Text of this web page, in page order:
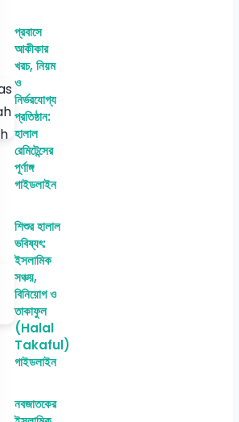
প্রবাসে
আকীকার
খরচ, নিয়ম
ও
নির্ভরযোগ্য
প্রতিষ্ঠান:
হালাল
রেমিটেন্সের
পূর্ণাঙ্গ
গাইডলাইন
শিশুর হালাল
ভবিষ্যৎ:
ইসলামিক
সঞ্চয়,
বিনিয়োগ ও
তাকাফুল
(Halal
Takaful)
গাইডলাইন
নবজাতকের